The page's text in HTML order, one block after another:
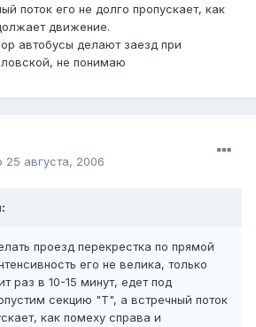
поток его не долго пропускает, как
движение.
автобусы делают заезд при
не понимаю
25 августа, 2006
проезд перекрестка по прямой
его не велика, только
раз в 10-15 минут, едет под
секцию "Т", а встречный поток
как помеху справа и